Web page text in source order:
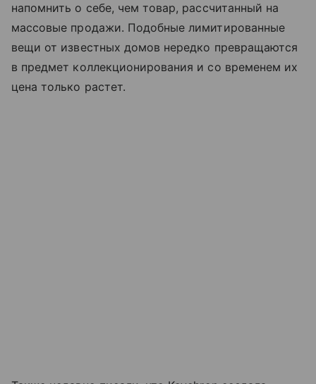
напомнить о себе, чем товар, рассчитанный на
массовые продажи. Подобные лимитированные
вещи от известных домов нередко превращаются
в предмет коллекционирования и со временем их
цена только растет.